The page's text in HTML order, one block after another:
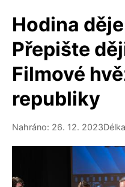
Hodina
Přepište
Filmové
republiky
Nahráno: 26. 12. 2023